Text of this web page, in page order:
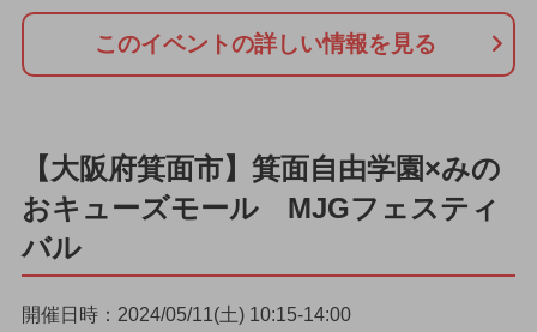
このイベントの詳しい情報を見る
【大阪府箕面市】箕面自由学園×みの
おキューズモール MJGフェスティ
バル
開催日時：2024/05/11(土) 10:15-14:00